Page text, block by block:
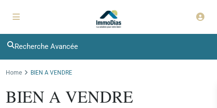
Recherche Avancée
Home BIEN A VENDRE
BIEN A VENDRE